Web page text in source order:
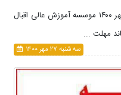
بدینوسیله به استحضار پذیرفته شدگان مهر ۱۴۰۰ موسسه آموزش عالی اقبال
مهلت ...
سه شنبه ۲۷ مهر ۱۴۰۰